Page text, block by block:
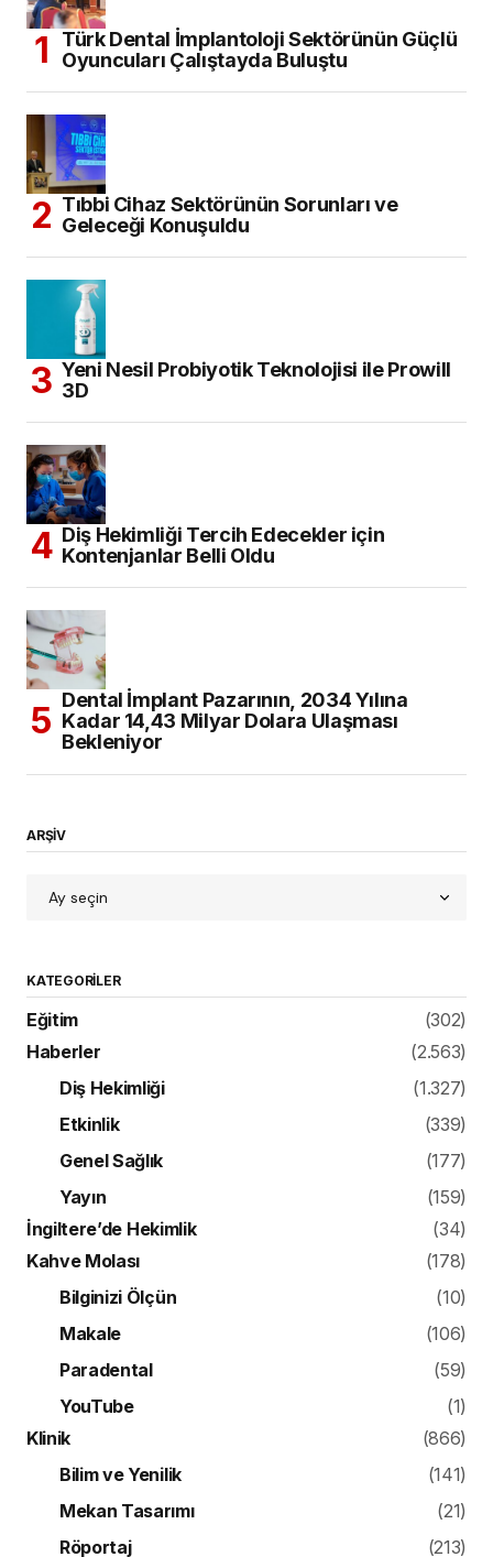
Türk Dental İmplantoloji Sektörünün Güçlü
Oyuncuları Çalıştayda Buluştu
Tıbbi Cihaz Sektörünün Sorunları ve
Geleceği Konuşuldu
Yeni Nesil Probiyotik Teknolojisi ile Prowill
3D
Diş Hekimliği Tercih Edecekler için
Kontenjanlar Belli Oldu
Dental İmplant Pazarının, 2034 Yılına
Kadar 14,43 Milyar Dolara Ulaşması
Bekleniyor
ARŞİV
KATEGORILER
Eğitim
(302)
Haberler
(2.563)
Diş Hekimliği
(1.327)
Etkinlik
(339)
Genel Sağlık
(177)
Yayın
(159)
İngiltere’de Hekimlik
(34)
Kahve Molası
(178)
Bilginizi Ölçün
(10)
Makale
(106)
Paradental
(59)
YouTube
(1)
Klinik
(866)
Bilim ve Yenilik
(141)
Mekan Tasarımı
(21)
Röportaj
(213)